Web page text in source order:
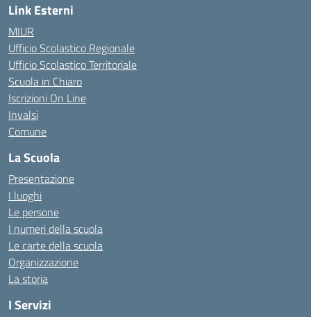
Link Esterni
MIUR
Ufficio Scolastico Regionale
Ufficio Scolastico Territoriale
Scuola in Chiaro
Iscrizioni On Line
Invalsi
Comune
La Scuola
Presentazione
I luoghi
Le persone
I numeri della scuola
Le carte della scuola
Organizzazione
La storia
I Servizi